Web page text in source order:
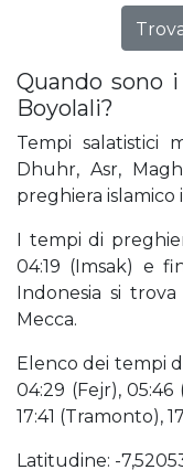
Quando sono
Boyolali?
Tempi salatistici
Dhuhr, Asr,
preghiera islamico
I tempi di
04:19 (Imsak) e
Indonesia si
Mecca.
Elenco dei tempi
04:29 (Fejr), 05:46
17:41 (Tramonto),
Latitudine: -